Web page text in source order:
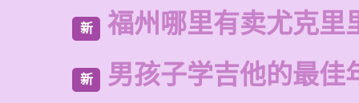
新 福州哪里有卖尤克里
新 男孩子学吉他的最佳